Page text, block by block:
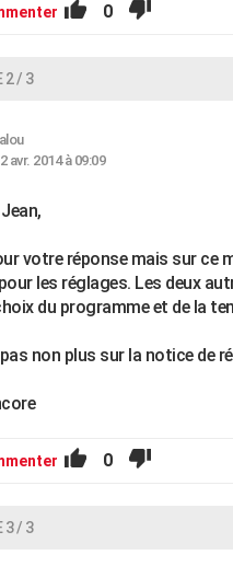
0
2 / 3
avr. 2014 à 09:09
votre réponse mais sur ce
les réglages. Les deux
du programme et de la
non plus sur la notice de
0
3 / 3